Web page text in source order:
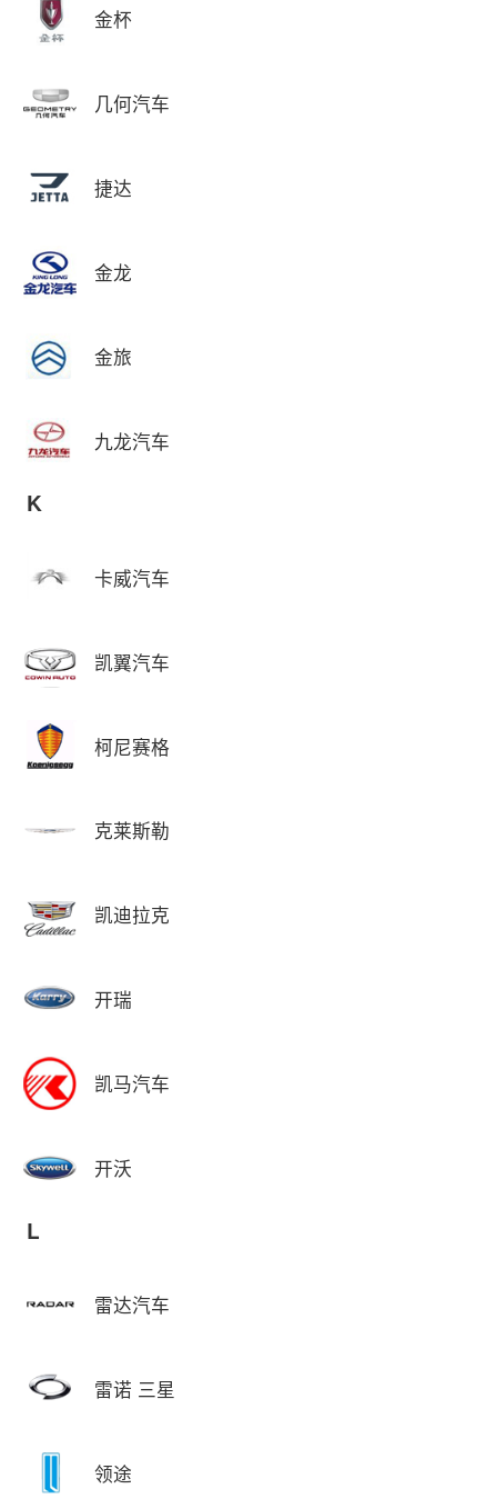
金杯
几何汽车
捷达
金龙
金旅
九龙汽车
K
卡威汽车
凯翼汽车
柯尼赛格
克莱斯勒
凯迪拉克
开瑞
凯马汽车
开沃
L
雷达汽车
雷诺 三星
领途